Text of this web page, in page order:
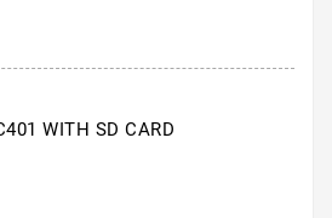
WITH SD CARD